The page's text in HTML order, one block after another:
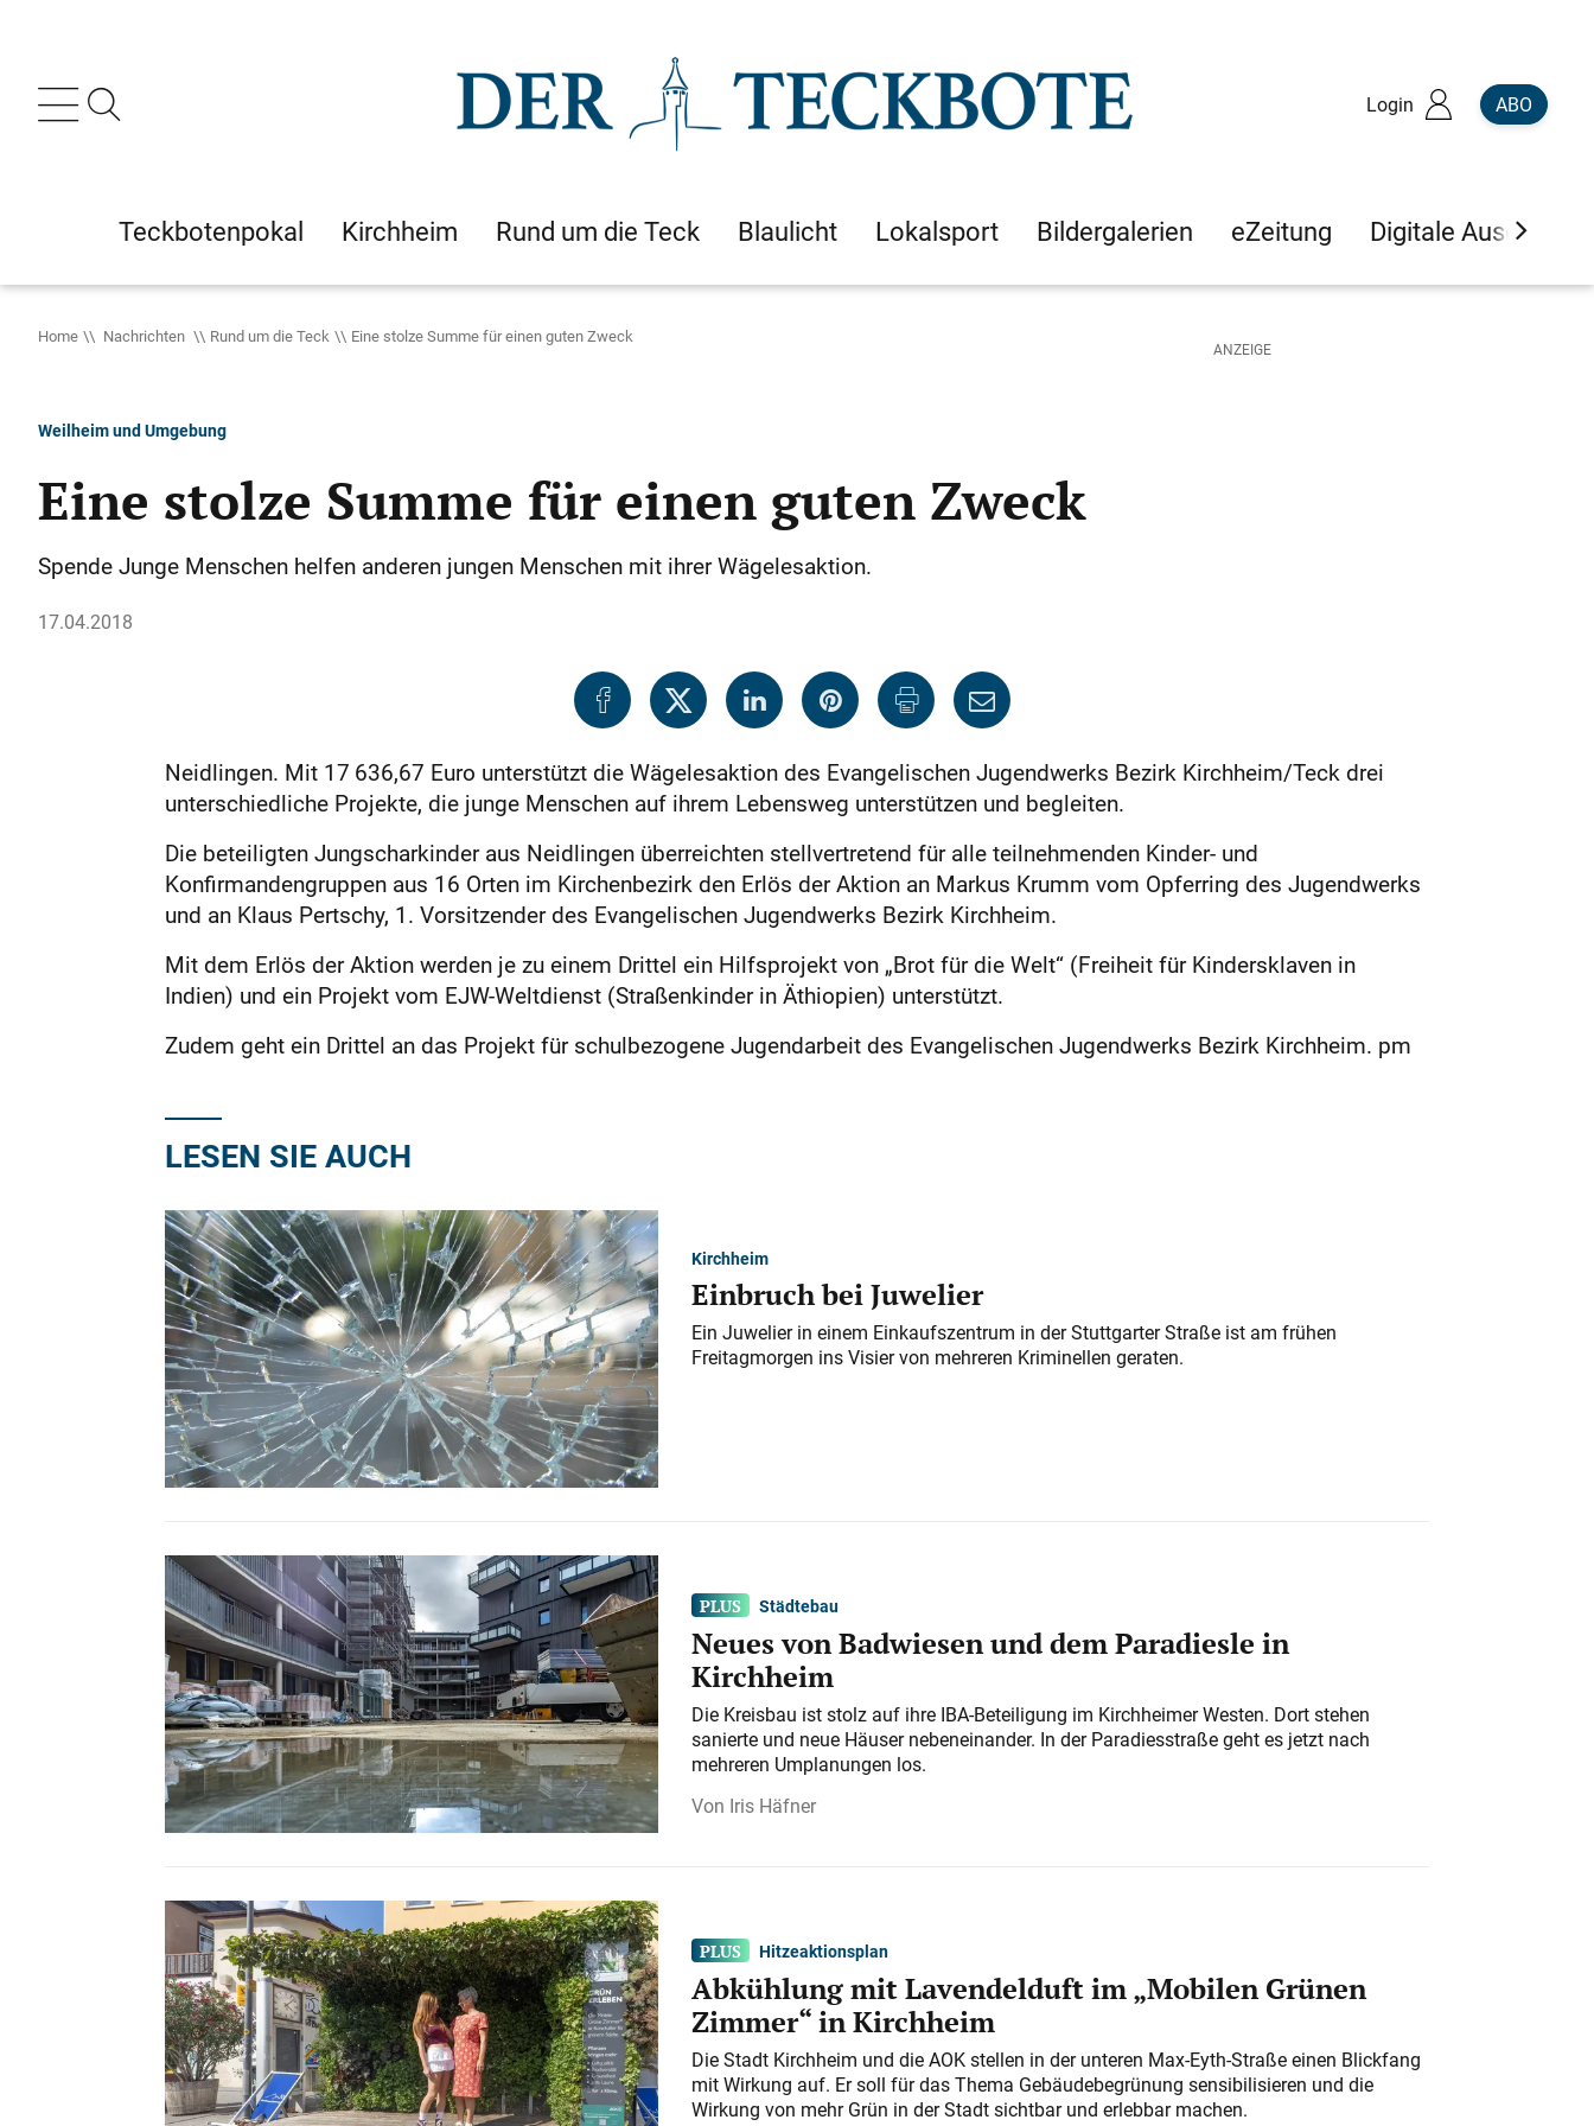
Login ABO
Teckbotenpokal Kirchheim Rund um die Teck Blaulicht Lokalsport Bildergalerien eZeitung Digitale Ausgaben
Home Nachrichten Rund um die Teck Eine stolze Summe für einen guten Zweck
Weilheim und Umgebung
Eine stolze Summe für einen guten Zweck
Spende Junge Menschen helfen anderen jungen Menschen mit ihrer Wägelesaktion.
17.04.2018
Neidlingen. Mit 17 636,67 Euro unterstützt die Wägelesaktion des Evangelischen Jugendwerks Bezirk Kirchheim/Teck drei
unterschiedliche Projekte, die junge Menschen auf ihrem Lebensweg unterstützen und begleiten.
Die beteiligten Jungscharkinder aus Neidlingen überreichten stellvertretend für alle teilnehmenden Kinder- und
Konfirmandengruppen aus 16 Orten im Kirchenbezirk den Erlös der Aktion an Markus Krumm vom Opferring des Jugendwerks
und an Klaus Pertschy, 1. Vorsitzender des Evangelischen Jugendwerks Bezirk Kirchheim.
Mit dem Erlös der Aktion werden je zu einem Drittel ein Hilfsprojekt von „Brot für die Welt“ (Freiheit für Kindersklaven in
Indien) und ein Projekt vom EJW-Weltdienst (Straßenkinder in Äthiopien) unterstützt.
Zudem geht ein Drittel an das Projekt für schulbezogene Jugendarbeit des Evangelischen Jugendwerks Bezirk Kirchheim. pm
LESEN SIE AUCH
Kirchheim
Einbruch bei Juwelier
Ein Juwelier in einem Einkaufszentrum in der Stuttgarter Straße ist am frühen
Freitagmorgen ins Visier von mehreren Kriminellen geraten.
Städtebau
Neues von Badwiesen und dem Paradiesle in
Kirchheim
Die Kreisbau ist stolz auf ihre IBA-Beteiligung im Kirchheimer Westen. Dort stehen
sanierte und neue Häuser nebeneinander. In der Paradiesstraße geht es jetzt nach
mehreren Umplanungen los.
Iris Häfner
Hitzeaktionsplan
Abkühlung mit Lavendelduft im „Mobilen Grünen
Zimmer“ in Kirchheim
Die Stadt Kirchheim und die AOK stellen in der unteren Max-Eyth-Straße einen Blickfang
mit Wirkung auf. Er soll für das Thema Gebäudebegrünung sensibilisieren und die
Wirkung von mehr Grün in der Stadt sichtbar und erlebbar machen.